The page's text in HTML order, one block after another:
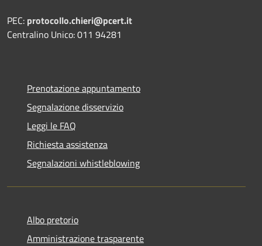
PEC: protocollo.chieri@pcert.it
Centralino Unico: 011 94281
Prenotazione appuntamento
Segnalazione disservizio
Leggi le FAQ
Richiesta assistenza
Segnalazioni whistleblowing
Albo pretorio
Amministrazione trasparente